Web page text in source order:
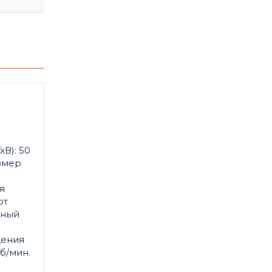
50
мин.